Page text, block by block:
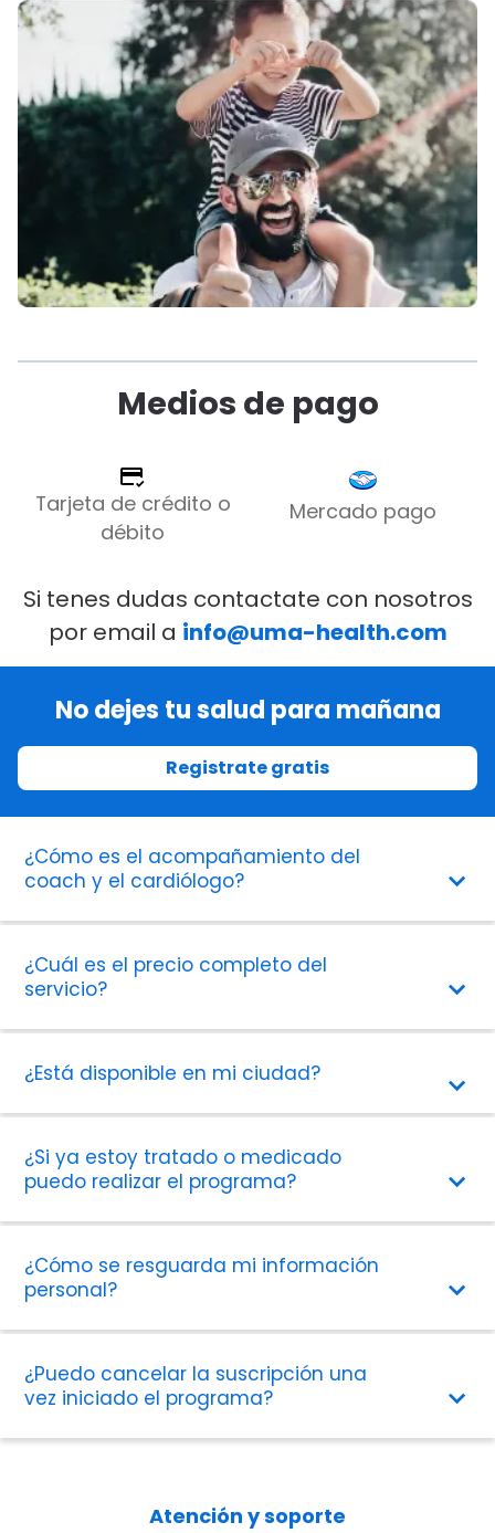
Medios de pago
Tarjeta de crédito o
débito
Mercado pago
Si tenes dudas contactate con nosotros
por email a info@uma-health.com
No dejes tu salud para mañana
Registrate gratis
¿Cómo es el acompañamiento del
coach y el cardiólogo?
¿Cuál es el precio completo del
servicio?
¿Está disponible en mi ciudad?
¿Si ya estoy tratado o medicado
puedo realizar el programa?
¿Cómo se resguarda mi información
personal?
¿Puedo cancelar la suscripción una
vez iniciado el programa?
Atención y soporte